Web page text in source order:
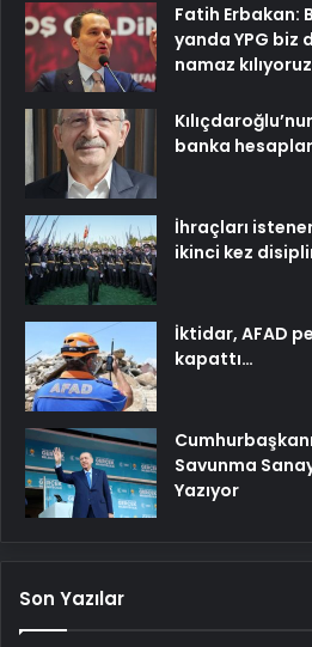
Fatih Erbakan:
yanda YPG biz
namaz kılıyoruz
banka
İhraçları
ikinci kez
İktidar, AFAD
kapattı…
Savunma
Yazıyor
Son Yazılar